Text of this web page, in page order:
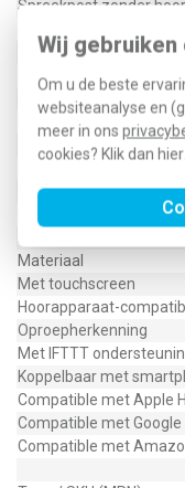
Wij gebruiken
Om u de beste
websiteanalyse en
meer in ons
cookies? Klik dan hier
Spreekpost zonder
Videobesturing
Bediening deurslot
Interne communicatie
Extra apparaat
Volumeregeling
Bediening extra
Materiaal
Met touchscreen
Hoorapparaat-
Oproepherkenning
Met IFTTT
Koppelbaar met
Compatible met Apple
Compatible met
Compatible met